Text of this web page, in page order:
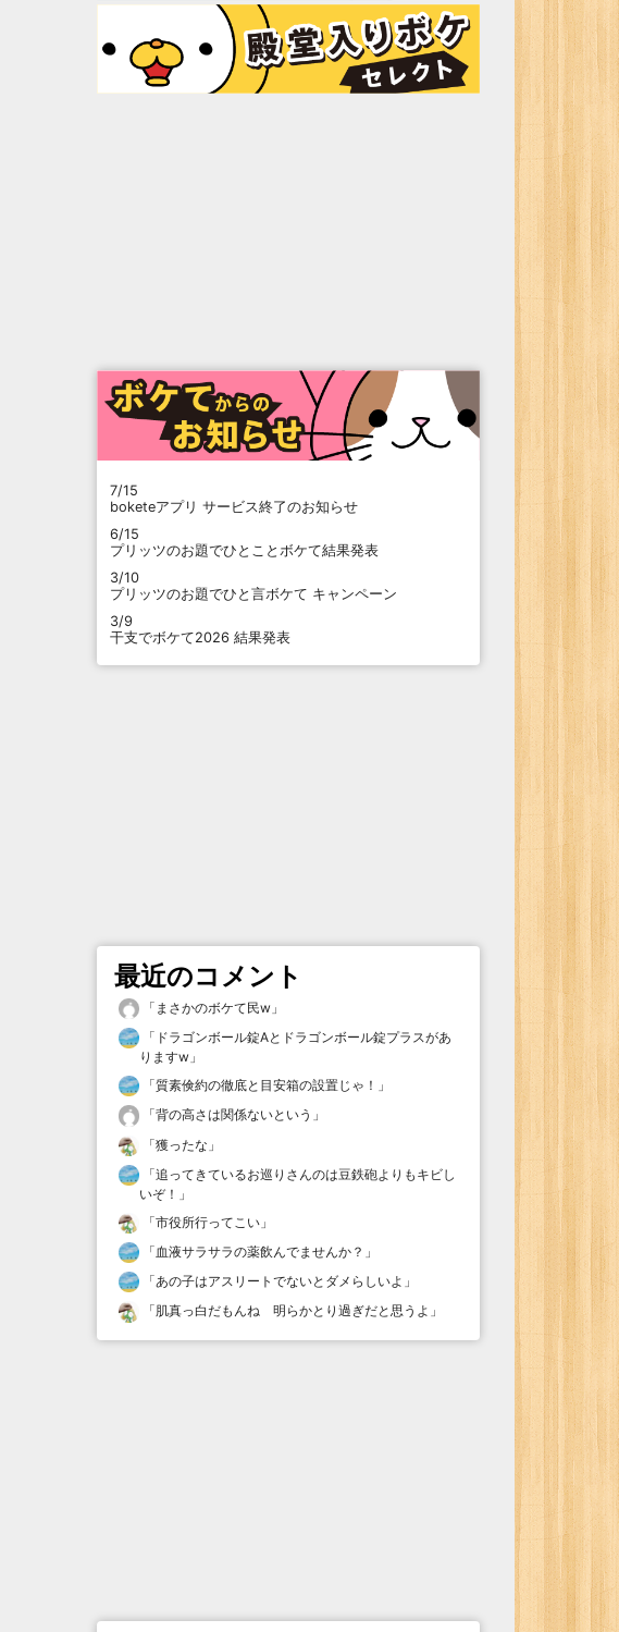
7/15
boketeアプリ サービス終了のお知らせ
6/15
プリッツのお題でひとことボケて結果発表
3/10
プリッツのお題でひと言ボケて キャンペーン
3/9
干支でボケて2026 結果発表
最近のコメント
「 まさかのボケて民w 」
「 ドラゴンボール錠Aとドラゴンボール錠プラスがあ
りますw 」
「質素倹約の徹底と目安箱の設置じゃ！ 」
「背の高さは関係ないという 」
「獲ったな 」
「追ってきているお巡りさんのは豆鉄砲よりもキビし
いぞ！ 」
「市役所行ってこい 」
「血液サラサラの薬飲んでませんか？ 」
「あの子はアスリートでないとダメらしいよ 」
「肌真っ白だもんね 明らかとり過ぎだと思うよ 」